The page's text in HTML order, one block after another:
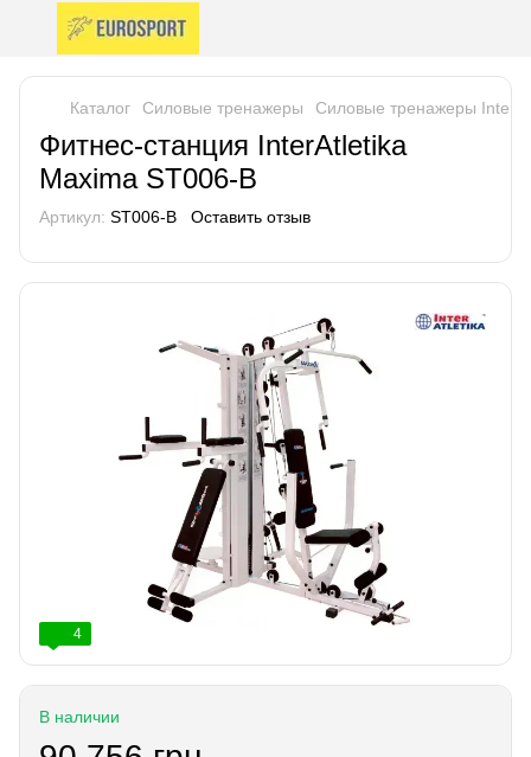
Каталог Силовые тренажеры Силовые тренажеры
Фитнес-станция InterAtletika
Maxima ST006-B
Артикул: ST006-B Оставить отзыв
4
В наличии